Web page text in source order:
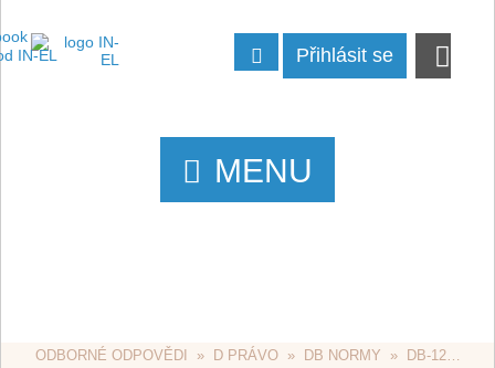
Přihlásit se
MENU
ODBORNÉ ODPOVĚDI
  »
D PRÁVO
  »
DB NORMY
  »  DB-123 ODBORNÁ PRÁCE A PRŮŘEZ KABELU